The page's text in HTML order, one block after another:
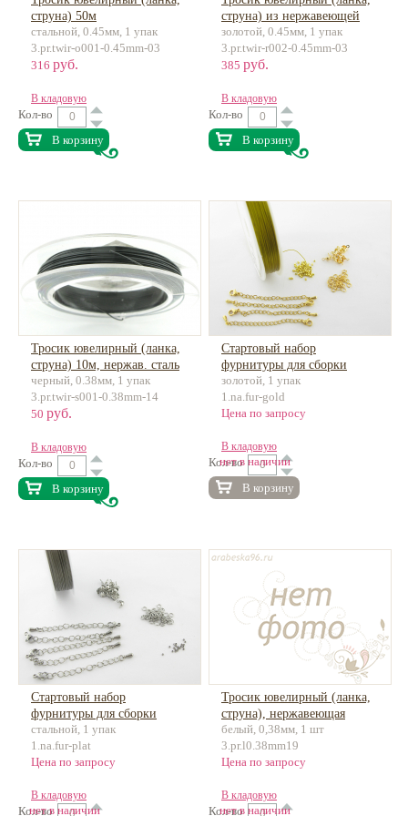
струна) 50м
стальной, 0.45мм, 1 упак
3.pr.twir-o001-0.45mm-03
316 руб.
В кладовую
Кол-во
В корзину
струна) из нержавеющей
стали, 50м
золотой, 0.45мм, 1 упак
3.pr.twir-r002-0.45mm-03
385 руб.
В кладовую
Кол-во
В корзину
Тросик ювелирный (ланка,
струна) 10м, нержав. сталь
черный, 0.38мм, 1 упак
3.pr.twir-s001-0.38mm-14
50 руб.
В кладовую
Кол-во
В корзину
Стартовый набор
фурнитуры для сборки
чокера или браслета (на 4
украшения)
золотой, 1 упак
1.na.fur-gold
Цена по запросу
В кладовую
Кол-во
нет в наличии
В корзину
Стартовый набор
фурнитуры для сборки
чокера или браслета (на 5
украшений)
стальной, 1 упак
1.na.fur-plat
Цена по запросу
В кладовую
Кол-во
нет в наличии
Тросик ювелирный (ланка,
струна), нержавеющая
сталь, 50м
белый, 0,38мм, 1 шт
3.pr.l0.38mm19
Цена по запросу
В кладовую
Кол-во
нет в наличии